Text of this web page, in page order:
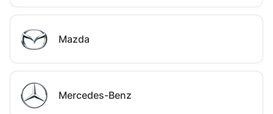
Mazda
Mercedes-Benz